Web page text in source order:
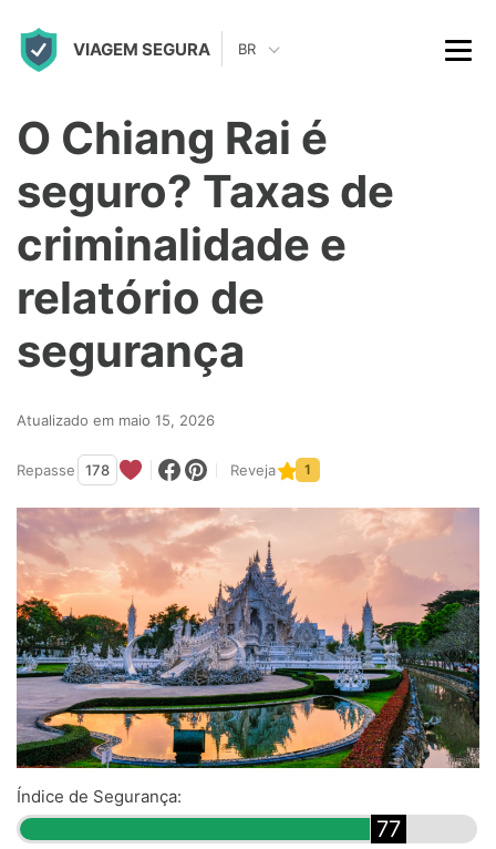
VIAGEM SEGURA BR
O Chiang Rai é
seguro? Taxas de
criminalidade e
relatório de
segurança
Atualizado em maio 15, 2026
Repasse 178 Reveja 1
Índice de Segurança:
77